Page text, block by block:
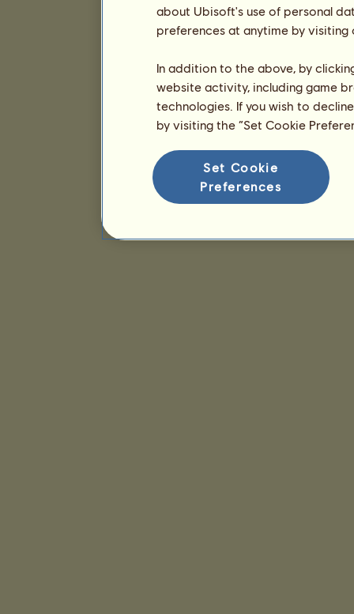
about Ubisoft's use of personal
preferences at anytime by
In addition to the above, by
website activity, including game
technologies. If you wish to
by visiting the “Set Cookie
Set Cookie
Preferences